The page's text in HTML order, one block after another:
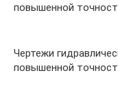
повышенной
Чертежи
повышенной